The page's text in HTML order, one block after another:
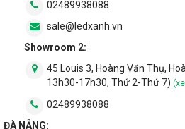
02489938088
sale@ledxanh.vn
Showroom 2:
45 Louis 3, Hoàng Văn Thụ,
13h30-17h30, Thứ 2-Thứ 7)
02489938088
ĐÀ NẴNG: